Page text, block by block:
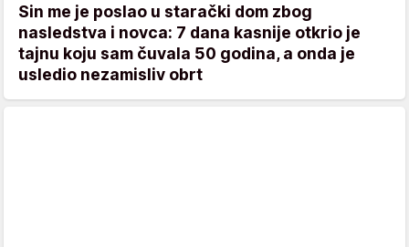
Sin me je poslao u starački dom zbog
nasledstva i novca: 7 dana kasnije otkrio je
tajnu koju sam čuvala 50 godina, a onda je
usledio nezamisliv obrt